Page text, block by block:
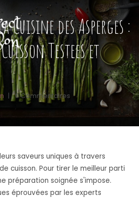
Cuisine des Asperges :
Testees et
| 0 Commentaires
saveurs uniques à travers
cuisson. Pour tirer le meilleur parti
préparation soignée s'impose.
éprouvées par les experts